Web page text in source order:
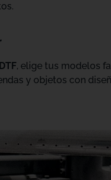
, elige tus modelos
y objetos con